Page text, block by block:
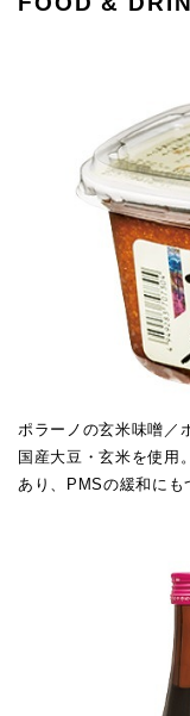
ポラーノの玄米味噌／
国産大豆・玄米を使用
あり、PMSの緩和に